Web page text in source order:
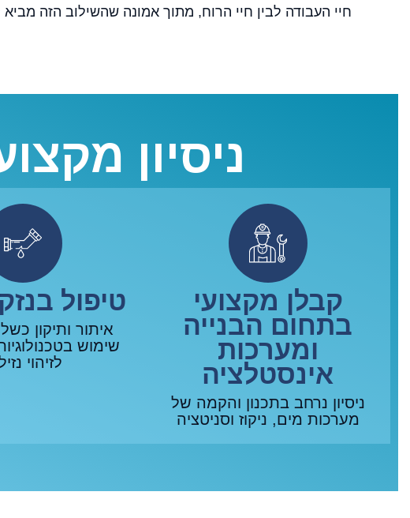
חיי העבודה לבין חיי הרוח, מתוך אמונה שהשילוב הזה
ניסיון
קבלן מקצועי
בתחום הבנייה
ומערכות
אינסטלציה
ניסיון נרחב בתכנון והקמה של
מערכות מים, ניקוז וסניטציה
טיפול
איתור ותיקון
שימוש
לזיהוי